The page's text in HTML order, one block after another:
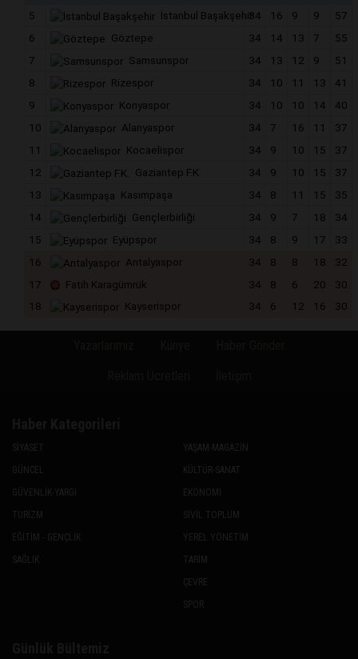
5
İstanbul Başakşehir34 16 9 9
57
6
Göztepe 34 14 13 7
55
7
Samsunspor 34 13 12 9
51
8
Rizespor 34 10 11 13
41
9
Konyaspor 34 10 10 14
40
10
Alanyaspor 34 7 16 11
37
11
Kocaelispor 34 9 10 15
37
12
Gaziantep F.K. 34 9 10 15
37
13
Kasımpaşa 34 8 11 15
35
14
Gençlerbirliği 34 9 7 18
34
15
Eyüpspor 34 8 9 17
33
16
Antalyaspor 34 8 8 18
32
17
Fatih Karagümrük 34 8 6 20
30
18
Kayserispor 34 6 12 16 30
SİYASET
GÜNCEL
GÜVENLİK-YARGI
TURİZM
EĞİTİM - GENÇLİK
SAĞLIK
YAŞAM-MAGAZİN
KÜLTÜR-SANAT
EKONOMİ
SİVİL TOPLUM
YEREL YÖNETİM
TARIM
ÇEVRE
SPOR